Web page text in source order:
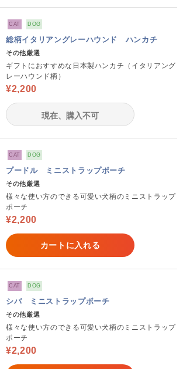
CAT DOG
総柄イタリアングレーハウンド ハンカチ
その他厳選
ギフトにおすすめな日本製ハンカチ（イタリアング
レーハウンド柄）
¥2,200
現在、購入不可
CAT DOG
プードル ミニストラップポーチ
その他厳選
様々な使い方のできる可愛い犬柄のミニストラップ
ポーチ
¥2,200
カートに入れる
CAT DOG
シバ ミニストラップポーチ
その他厳選
様々な使い方のできる可愛い犬柄のミニストラップ
ポーチ
¥2,200